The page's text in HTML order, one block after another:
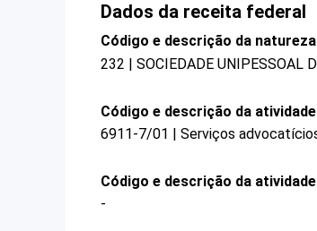
Dados da receita federal
Código e descrição da
232 | SOCIEDADE UNIPESSOAL
Código e descrição da
6911-7/01 | Serviços
Código e descrição da
-